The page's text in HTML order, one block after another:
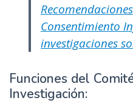
Consentimiento
investigaciones
Funciones del
Investigación: